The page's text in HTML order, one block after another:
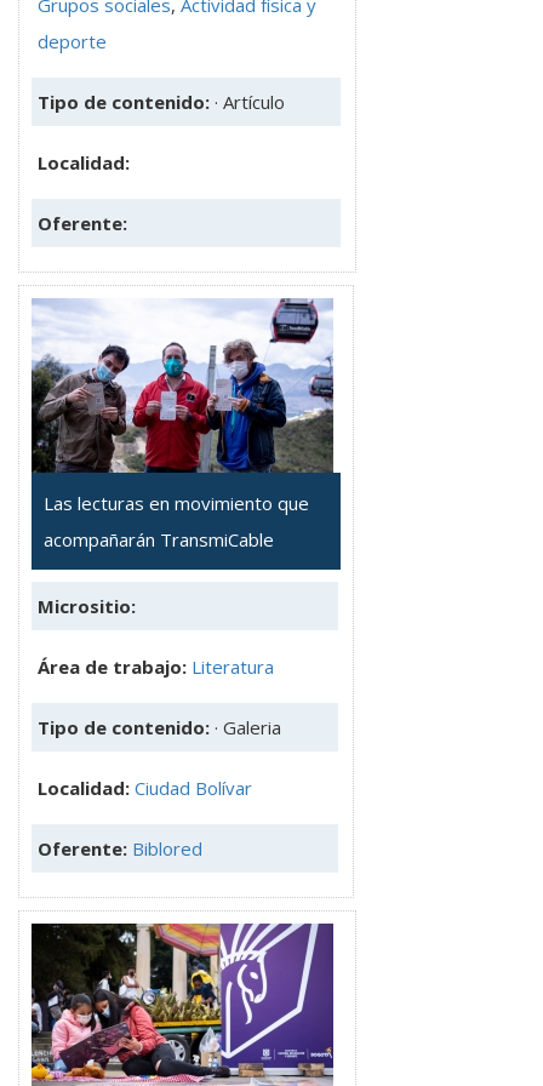
deporte
Tipo de contenido: · Artículo
Localidad:
Oferente:
Las lecturas en movimiento que
acompañarán TransmiCable
Micrositio:
Área de trabajo: Literatura
Tipo de contenido: · Galeria
Localidad: Ciudad Bolívar
Oferente: Biblored